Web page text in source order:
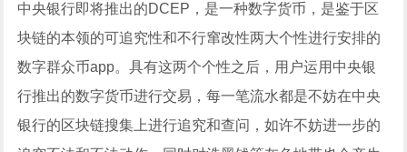
中央银行即将推出的DCEP，是一种数字货币，是鉴于区
块链的本领的可追究性和不行窜改性两大个性进行安排的
数字群众币app。具有这两个个性之后，用户运用中央银
行推出的数字货币进行交易，每一笔流水都是不妨在中央
银行的区块链搜集上进行追究和查问，如许不妨进一步的